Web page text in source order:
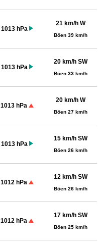
1013 hPa
21 km/h W
Böen 39 km/h
1013 hPa
20 km/h SW
Böen 33 km/h
1013 hPa
20 km/h W
Böen 27 km/h
1013 hPa
15 km/h SW
Böen 26 km/h
1012 hPa
12 km/h SW
Böen 26 km/h
1012 hPa
17 km/h SW
Böen 25 km/h